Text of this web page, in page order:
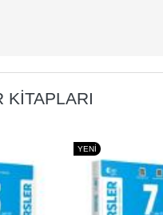
KITAPLARI
YENI